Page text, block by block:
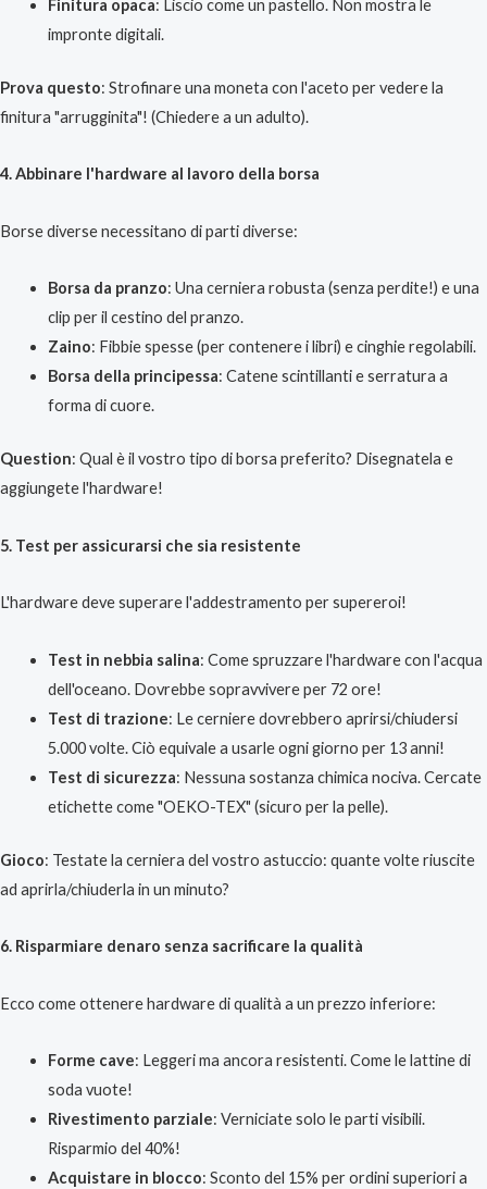
Finitura opaca: Liscio come un pastello. Non mostra le
impronte digitali.
Prova questo: Strofinare una moneta con l'aceto per vedere la
finitura "arrugginita"! (Chiedere a un adulto).
4. Abbinare l'hardware al lavoro della borsa
Borse diverse necessitano di parti diverse:
Borsa da pranzo: Una cerniera robusta (senza perdite!) e una
clip per il cestino del pranzo.
Zaino: Fibbie spesse (per contenere i libri) e cinghie regolabili.
Borsa della principessa: Catene scintillanti e serratura a
forma di cuore.
Question: Qual è il vostro tipo di borsa preferito? Disegnatela e
aggiungete l'hardware!
5. Test per assicurarsi che sia resistente
L'hardware deve superare l'addestramento per supereroi!
Test in nebbia salina: Come spruzzare l'hardware con l'acqua
dell'oceano. Dovrebbe sopravvivere per 72 ore!
Test di trazione: Le cerniere dovrebbero aprirsi/chiudersi
5.000 volte. Ciò equivale a usarle ogni giorno per 13 anni!
Test di sicurezza: Nessuna sostanza chimica nociva. Cercate
etichette come "OEKO-TEX" (sicuro per la pelle).
Gioco: Testate la cerniera del vostro astuccio: quante volte riuscite
ad aprirla/chiuderla in un minuto?
6. Risparmiare denaro senza sacrificare la qualità
Ecco come ottenere hardware di qualità a un prezzo inferiore:
Forme cave: Leggeri ma ancora resistenti. Come le lattine di
soda vuote!
Rivestimento parziale: Verniciate solo le parti visibili.
Risparmio del 40%!
Acquistare in blocco: Sconto del 15% per ordini superiori a